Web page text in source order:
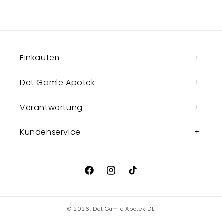
Einkaufen
Det Gamle Apotek
Verantwortung
Kundenservice
FacebookInstagram
TikTok
© 2026, Det Gamle Apotek DE